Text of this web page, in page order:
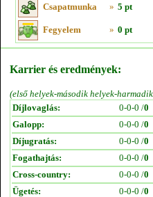
Csapatmunka » 5 pt
Fegyelem » 0 pt
Karrier és eredmények:
(első helyek-második helyek-
Díjlovaglás:
0-0-0 /0
Galopp:
0-0-0 /0
Díjugratás:
0-0-0 /0
Fogathajtás:
0-0-0 /0
Cross-country:
0-0-0 /0
Ügetés:
0-0-0 /0